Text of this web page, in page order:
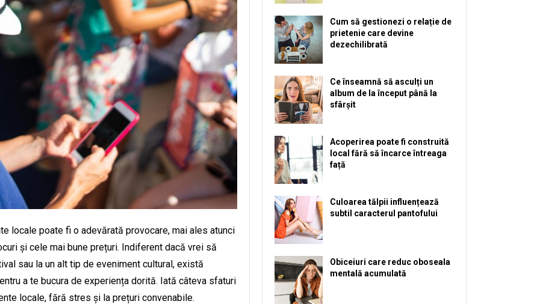
locale poate fi o adevărată provocare, mai ales atunci
și cele mai bune prețuri. Indiferent dacă vrei să
sau la un alt tip de eveniment cultural, există
a te bucura de experiența dorită. Iată câteva sfaturi
locale, fără stres și la prețuri convenabile.
Cum să gestionezi o relație de
prietenie care devine
dezechilibrată
Ce înseamnă să asculți un
album de la început până la
sfârșit
Acoperirea poate fi construită
local fără să încarce întreaga
față
Culoarea tălpii influențează
subtil caracterul pantofului
Obiceiuri care reduc oboseala
mentală acumulată